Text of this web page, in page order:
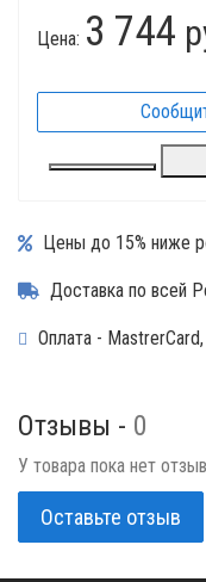
Цена: 3 744
Цены до 15% ниже
Доставка по всей
Оплата -
Отзывы - 0
У товара пока нет
Оставьте отзыв